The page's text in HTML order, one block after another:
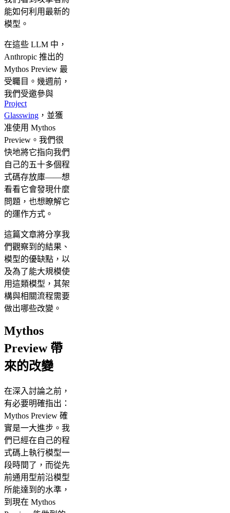
能如何利用最新的
模型。
在這些 LLM 中，
Anthropic 推出的
Mythos Preview 最
受矚目。幾週前，
我們受邀參與
Project
Glasswing ，並獲
准使用 Mythos
Preview。我們很
快地將它指向我們
自己的五十多個程
式碼存放庫——想
看看它會發現什麼
問題，也想瞭解它
的運作方式。
這篇文章將分享我
們觀察到的結果、
模型的優缺點，以
及為了能大規模使
用這類模型，其架
構與相關流程需要
做出哪些改變。
Mythos
Preview 帶
來的改變
在深入討論之前，
有必要明確指出：
Mythos Preview 確
實是一大進步。我
們已經在自己的程
式碼上執行模型一
段時間了，而從先
前通用型前沿模型
所能達到的水準，
到現在 Mythos